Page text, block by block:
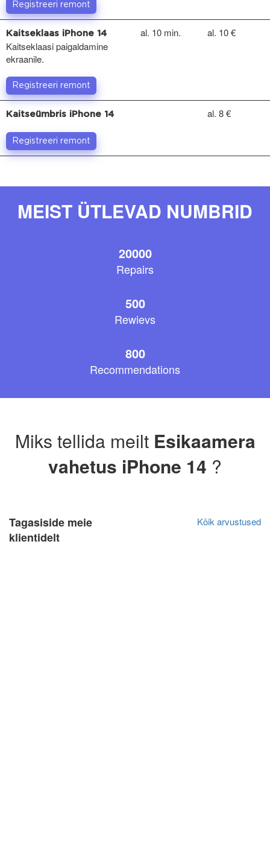
Registreeri remont
Kaitseklaas iPhone 14
Kaitseklaasi paigaldamine
ekraanile.
al. 10 min. al. 10 €
Registreeri remont
Kaitseümbris iPhone 14 al. 8 €
Registreeri remont
MEIST ÜTLEVAD NUMBRID
20000
Repairs
500
Rewievs
800
Recommendations
Miks tellida meilt Esikaamera
vahetus iPhone 14 ?
Tagasiside meie
klientidelt
Kõik arvustused